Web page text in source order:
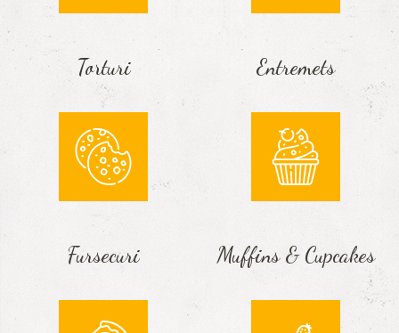
Torturi Entremets
Fursecuri Muffins & Cupcakes